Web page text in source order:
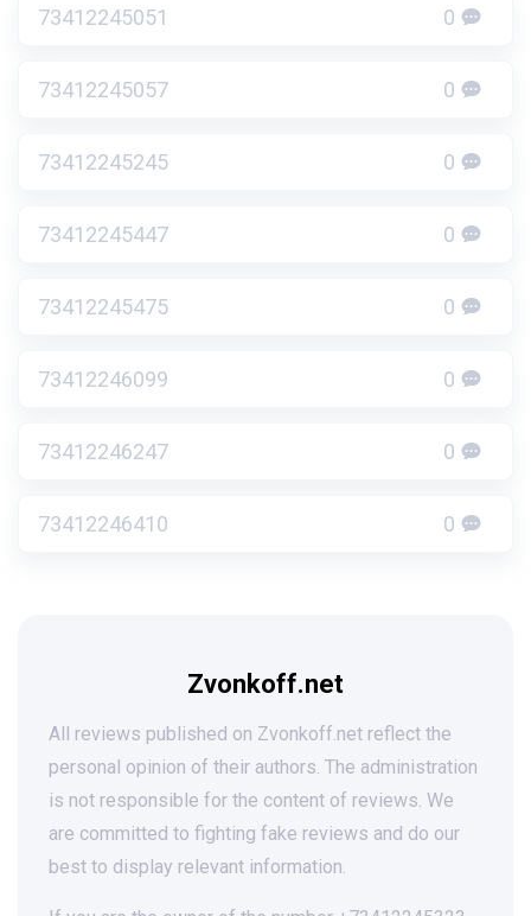
73412245051 0
73412245057 0
73412245245 0
73412245447 0
73412245475 0
73412246099 0
73412246247 0
73412246410 0
Zvonkoff.net
All reviews published on Zvonkoff.net reflect the
personal opinion of their authors. The administration
is not responsible for the content of reviews. We
are committed to fighting fake reviews and do our
best to display relevant information.